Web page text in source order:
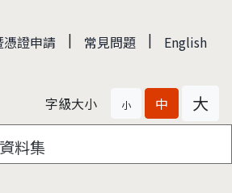
證申請 | 常見問題 | English
字級大小 小 中 大
料集